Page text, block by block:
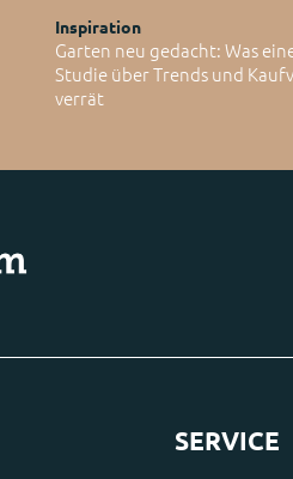
Inspiration
Garten neu gedacht: Was
Studie über Trends und
verrät
SERVICE